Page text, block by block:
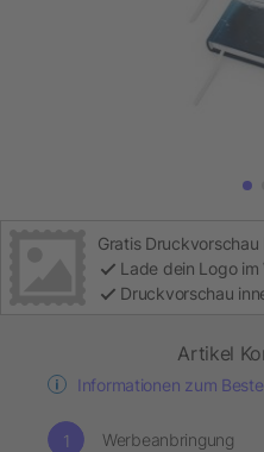
Gratis Druckvorschau
Lade dein Logo
Druckvorschau
Artikel
Informationen zum
Werbeanbringung